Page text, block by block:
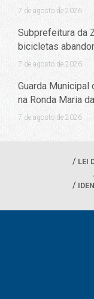
7 de agosto de 2026
Subprefeitura da
bicicletas
7 de agosto de 2026
Guarda Municipal
na Ronda Maria
7 de agosto de 2026
LEI